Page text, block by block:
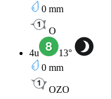
0 mm
O
4u 13°
0 mm
OZO